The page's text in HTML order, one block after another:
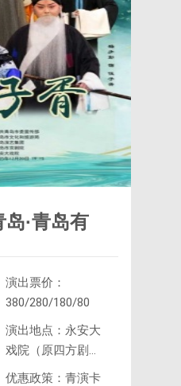
·青岛有
《伍子
演出票价：
380/280/180/80
演出地点：永安大
戏院（原四方剧
院）
优惠政策：青演卡